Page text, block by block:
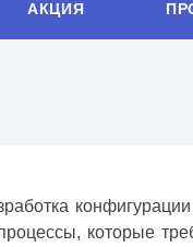
АКЦИЯ
которые